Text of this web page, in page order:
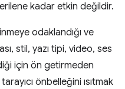
kadar etkin değildir.
odaklandığı ve
stil, yazı tipi, video, ses
için ön getirmeden
önbelleğini ısıtmak